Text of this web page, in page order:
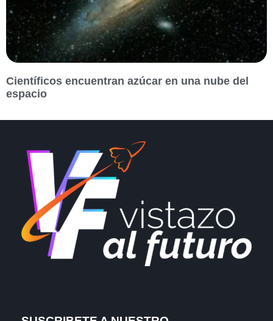
Científicos encuentran azúcar en una nube del
espacio